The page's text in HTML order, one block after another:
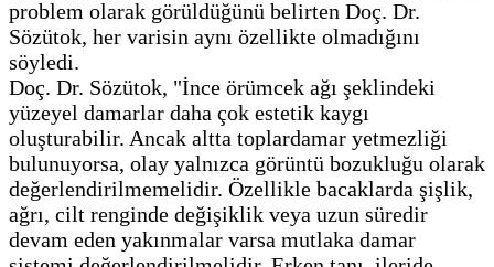
problem olarak görüldüğünü belirten Doç. Dr.
Sözütok, her varisin aynı özellikte olmadığını
söyledi.
Doç. Dr. Sözütok, "İnce örümcek ağı şeklindeki
yüzeyel damarlar daha çok estetik kaygı
oluşturabilir. Ancak altta toplardamar yetmezliği
bulunuyorsa, olay yalnızca görüntü bozukluğu olarak
değerlendirilmemelidir. Özellikle bacaklarda şişlik,
ağrı, cilt renginde değişiklik veya uzun süredir
devam eden yakınmalar varsa mutlaka damar